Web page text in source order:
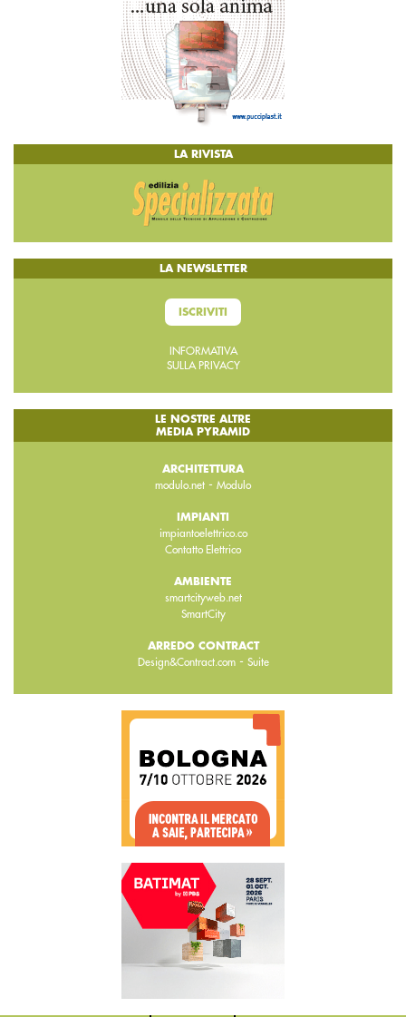
LA RIVISTA
LA NEWSLETTER
ISCRIVITI
INFORMATIVA
SULLA PRIVACY
LE NOSTRE ALTRE
MEDIA PYRAMID
ARCHITETTURA
modulo.net - Modulo
IMPIANTI
impiantoelettrico.co
Contatto Elettrico
AMBIENTE
smartcityweb.net
SmartCity
ARREDO CONTRACT
Design&Contract.com- Suite